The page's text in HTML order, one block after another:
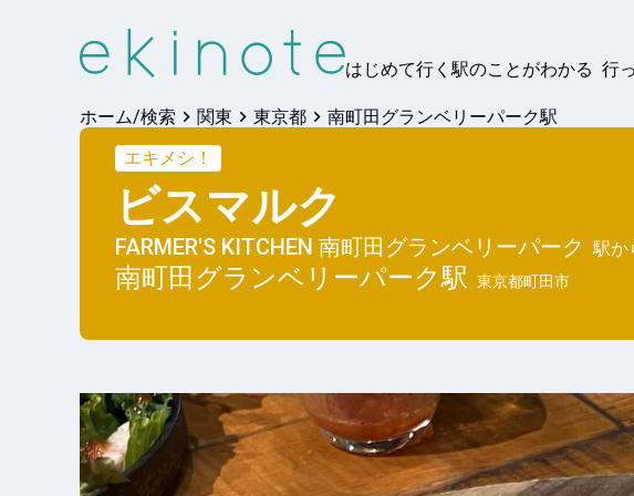
はじめて行く駅のことがわかる 行
ホーム/検索 関東 東京都
南町田グランベリーパーク駅
エキメシ！
ビスマルク
FARMER'S KITCHEN 南町田グランベリーパーク 駅か
南町田グランベリーパーク駅 東京都町田市